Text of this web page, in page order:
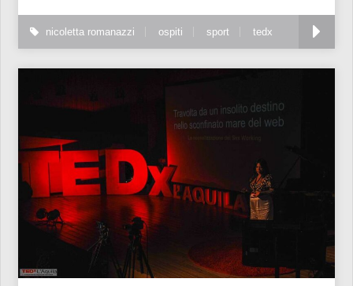
nicoletta romanazzi ospiti sport tedx